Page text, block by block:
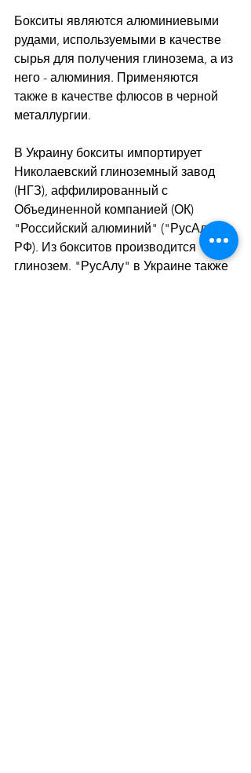
Бокситы являются алюминиевыми
рудами, используемыми в качестве
сырья для получения глинозема, а из
него - алюминия. Применяются
также в качестве флюсов в черной
металлургии.
В Украину бокситы импортирует
Николаевский глиноземный завод
(НГЗ), аффилированный с
Объединенной компанией (ОК)
"Российский алюминий" ("РусАл",
РФ). Из бокситов производится
глинозем. "РусАлу" в Украине также